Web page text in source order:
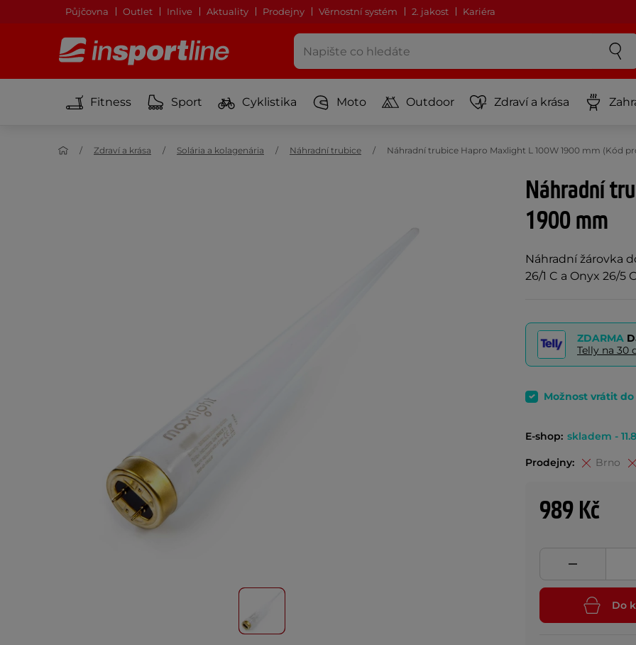
Půjčovna Outlet Inlive Aktuality Prodejny Věrnostní systém 2. jakost Kariéra
Fitness Sport Cyklistika Moto Outdoor Zdraví a krása
Zdraví a krása Solária a kolagenária Náhradní trubice Náhradní trubice Hapro Maxlight L 100W 1900 mm (Kód
Náhradní
1900 mm
Náhradní žárovka
26/1 C a Onyx 26/5
ZDARMA
Telly na 30
Možnost vrátit
E-shop: skladem -
Prodejny: Brno
989 Kč
Do